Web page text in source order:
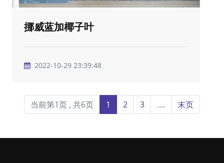
挪威蓝加椰子叶
2022-10-29 23:39:48
当前第1页 , 共6页 1 2 3 .... 末页